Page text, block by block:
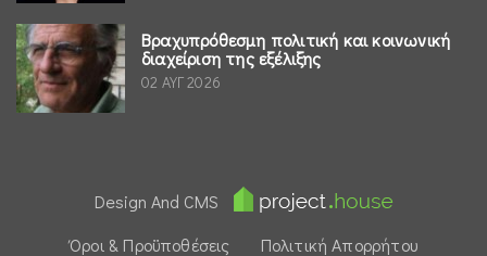
Βραχυπρόθεσμη πολιτική και κοινωνική
διαχείριση της εξέλιξης
02 ΑΥΓ 2026
Design And CMS
Όροι & Προϋποθέσεις
Πολιτική Απορρήτου